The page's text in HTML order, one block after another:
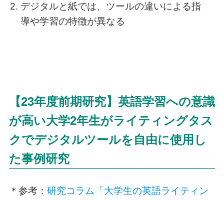
デジタルと紙では、ツールの違いによる指
導や学習の特徴が異なる
【23年度前期研究】英語学習への意識
が高い大学2年生がライティングタス
クでデジタルツールを自由に使用し
た事例研究
＊参考： 研究コラム「大学生の英語ライティン